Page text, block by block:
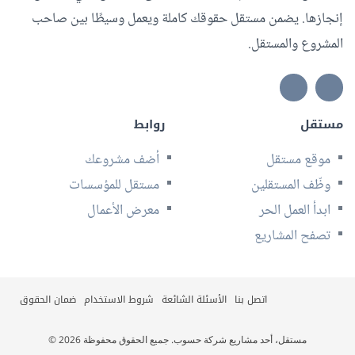
إنجازها. يضمن مستقل حقوقك كاملة ويعمل وسيطًا بين صاحب
المشروع والمستقل.
مستقل
موقع مستقل
وظّف المستقلين
ابدأ العمل الحر
تصفح المشاريع
روابط
أضف مشروعك
مستقل للمؤسسات
معرض الأعمال
اتصل بنا الأسئلة الشائعة شروط الاستخدام ضمان الحقوق
© 2026 مستقل، أحد مشاريع شركة حسوب. جميع الحقوق محفوظة